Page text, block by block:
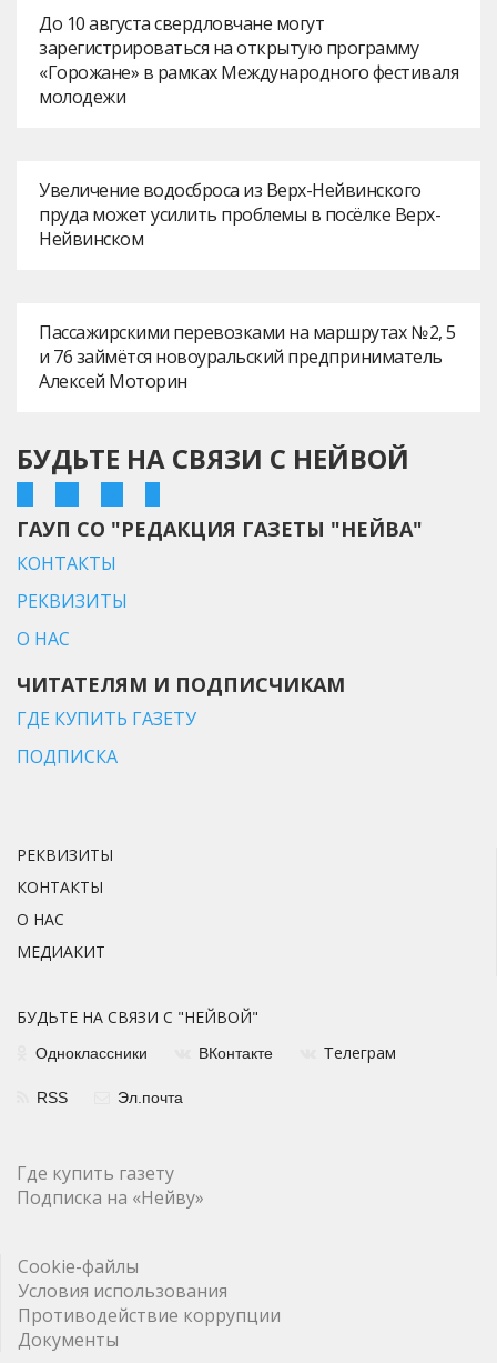
До 10 августа свердловчане могут
зарегистрироваться на открытую программу
«Горожане» в рамках Международного фестиваля
молодежи
Увеличение водосброса из Верх-Нейвинского
пруда может усилить проблемы в посёлке Верх-
Нейвинском
Пассажирскими перевозками на маршрутах № 2, 5
и 76 займётся новоуральский предприниматель
Алексей Моторин
БУДЬТЕ НА СВЯЗИ С НЕЙВОЙ
ГАУП СО "РЕДАКЦИЯ ГАЗЕТЫ "НЕЙВА"
КОНТАКТЫ
РЕКВИЗИТЫ
О НАС
ЧИТАТЕЛЯМ И ПОДПИСЧИКАМ
ГДЕ КУПИТЬ ГАЗЕТУ
ПОДПИСКА
РЕКВИЗИТЫ
КОНТАКТЫ
О НАС
МЕДИАКИТ
БУДЬТЕ НА СВЯЗИ С "НЕЙВОЙ"
Одноклассники ВКонтакте Телеграм
RSS Эл.почта
Где купить газету
Подписка на «Нейву»
Cookie-файлы
Условия использования
Противодействие коррупции
Документы